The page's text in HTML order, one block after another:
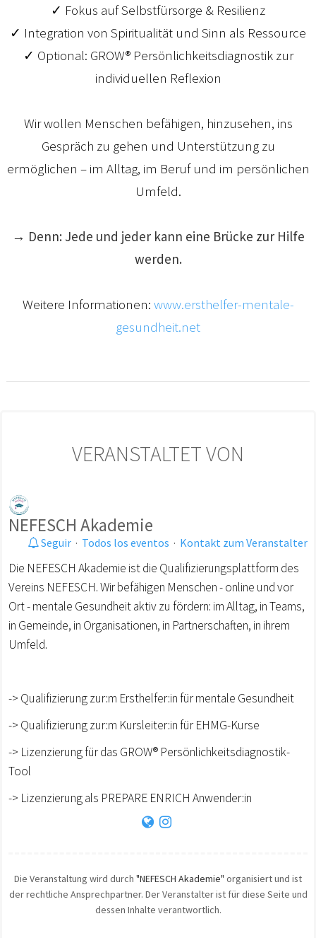
✓ Fokus auf Selbstfürsorge & Resilienz
✓ Integration von Spiritualität und Sinn als Ressource
✓ Optional: GROW® Persönlichkeitsdiagnostik zur
individuellen Reflexion
Wir wollen Menschen befähigen, hinzusehen, ins
Gespräch zu gehen und Unterstützung zu
ermöglichen – im Alltag, im Beruf und im persönlichen
Umfeld.
→ Denn: Jede und jeder kann eine Brücke zur Hilfe
werden.
Weitere Informationen: www.ersthelfer-mentale-
gesundheit.net
VERANSTALTET VON
NEFESCH Akademie
Seguir · Todos los eventos · Kontakt zum Veranstalter
Die NEFESCH Akademie ist die Qualifizierungsplattform des
Vereins NEFESCH. Wir befähigen Menschen - online und vor
Ort - mentale Gesundheit aktiv zu fördern: im Alltag, in Teams,
in Gemeinde, in Organisationen, in Partnerschaften, in ihrem
Umfeld.
-> Qualifizierung zur:m Ersthelfer:in für mentale Gesundheit
-> Qualifizierung zur:m Kursleiter:in für EHMG-Kurse
-> Lizenzierung für das GROW® Persönlichkeitsdiagnostik-
Tool
-> Lizenzierung als PREPARE ENRICH Anwender:in
Die Veranstaltung wird durch "NEFESCH Akademie" organisiert und ist
der rechtliche Ansprechpartner. Der Veranstalter ist für diese Seite und
dessen Inhalte verantwortlich.